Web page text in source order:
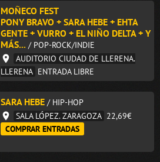
MOÑECO FEST
PONY BRAVO + SARA HEBE + EHTA
GENTE + VURRO + EL NIÑO DELTA + Y
MÁS... / POP-ROCK/INDIE
AUDITORIO CIUDAD DE LLERENA.
LLERENA ENTRADA LIBRE
SARA HEBE / HIP-HOP
SALA LÓPEZ. ZARAGOZA 22,69€
COMPRAR ENTRADAS